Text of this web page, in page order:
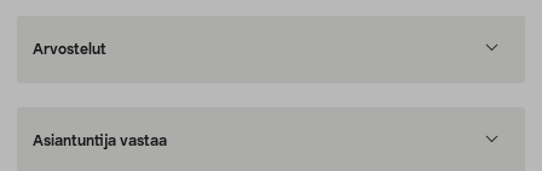
Arvostelut
Asiantuntija vastaa